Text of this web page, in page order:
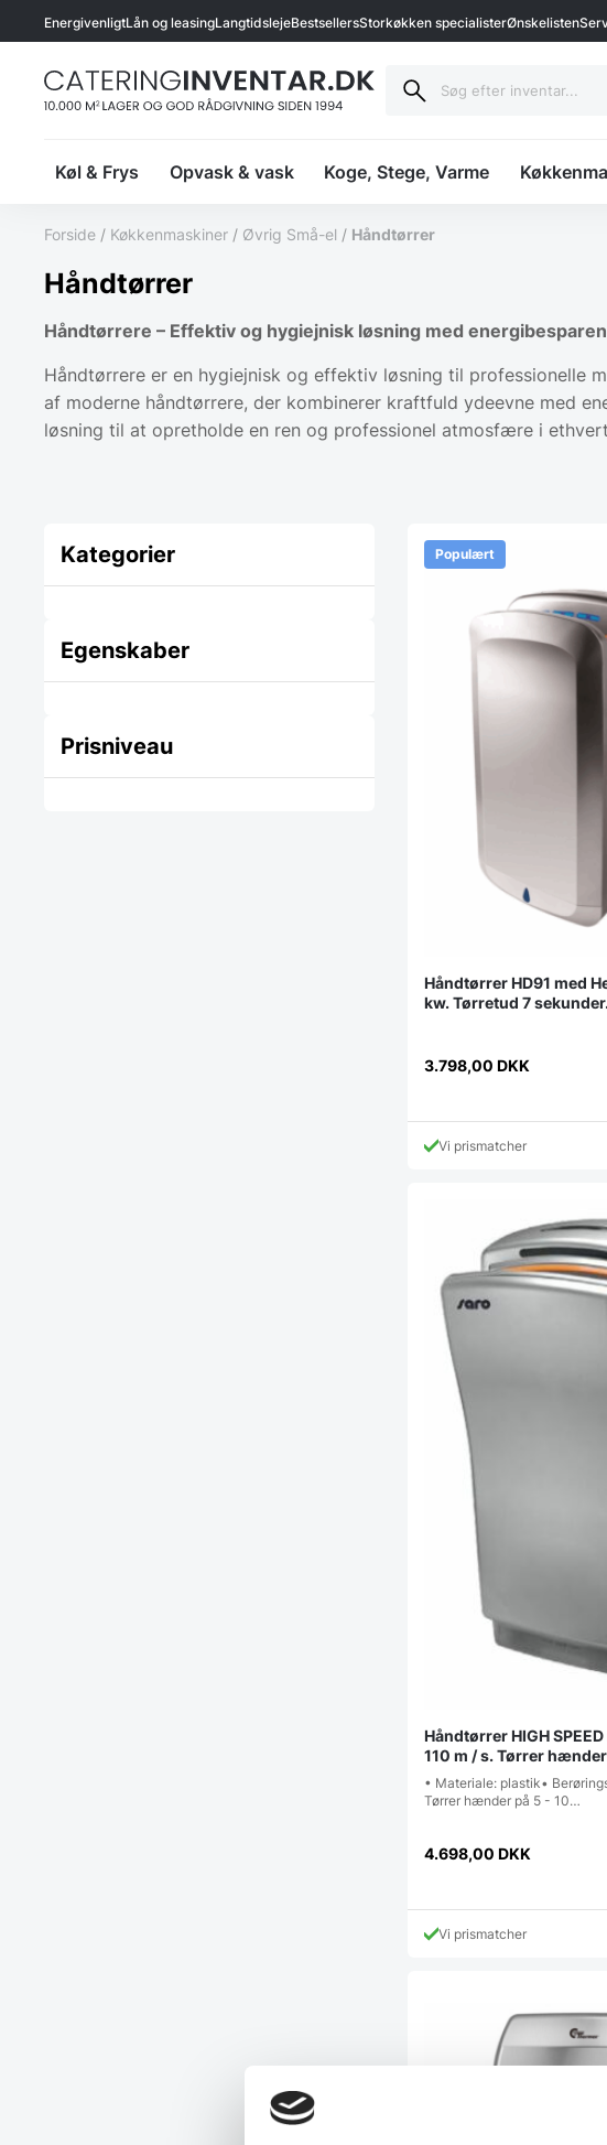
EnergivenligtLån og leasingLangtidslejeBestsellersStorkøkken specialisterØnskelisten
Køl & Frys Opvask & vask Koge, Stege, Varme
Forside / Køkkenmaskiner / Øvrig Små-el / Håndtørrer
Håndtørrer
Håndtørrere – Effektiv og hygiejnisk løsning med
Håndtørrere er en hygiejnisk og effektiv løsning til professionelle
af moderne håndtørrere, der kombinerer kraftfuld ydeevne med
løsning til at opretholde en ren og professionel atmosfære i
Kategorier
Egenskaber
Prisniveau
Populært
Håndtørrer HD91 med
kw. Tørretud 7
3.798,00 DKK
Vi prismatcher
Håndtørrer HIGH
110 m / s. Tørrer
• Materiale: plastik•
Tørrer hænder på 5 - 10…
4.698,00 DKK
Vi prismatcher